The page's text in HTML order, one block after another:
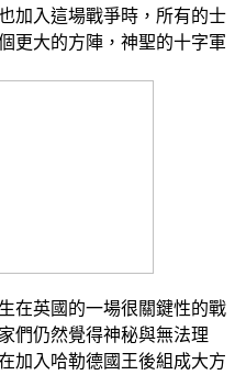
加入這場戰爭時，所有的士
更大的方陣，神聖的十字軍
在英國的一場很關鍵性的戰
們仍然覺得神秘與無法理
加入哈勒德國王後組成大方